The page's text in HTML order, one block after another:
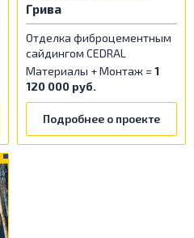
Грива
Отделка фиброцементным
сайдингом CEDRAL
Материалы + Монтаж =1
120 000 руб.
Подробнее о проекте